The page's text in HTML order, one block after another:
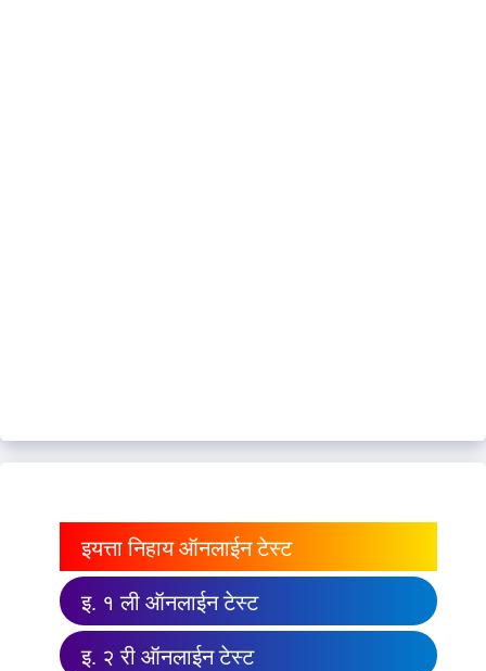
इयत्ता निहाय ऑनलाईन टेस्ट
इ. १ ली ऑनलाईन टेस्ट
इ. २ री ऑनलाईन टेस्ट